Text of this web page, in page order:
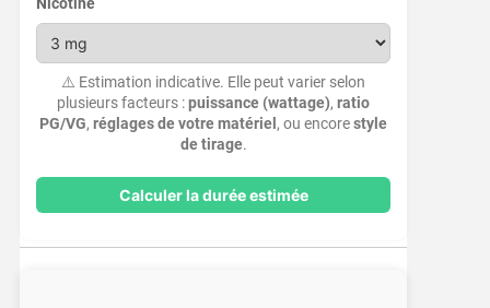
⚠️ Estimation indicative. Elle peut varier selon
plusieurs facteurs :puissance (wattage),ratio
PG/VG,réglages de votre matériel , ou encorestyle
de tirage.
Calculer la durée estimée